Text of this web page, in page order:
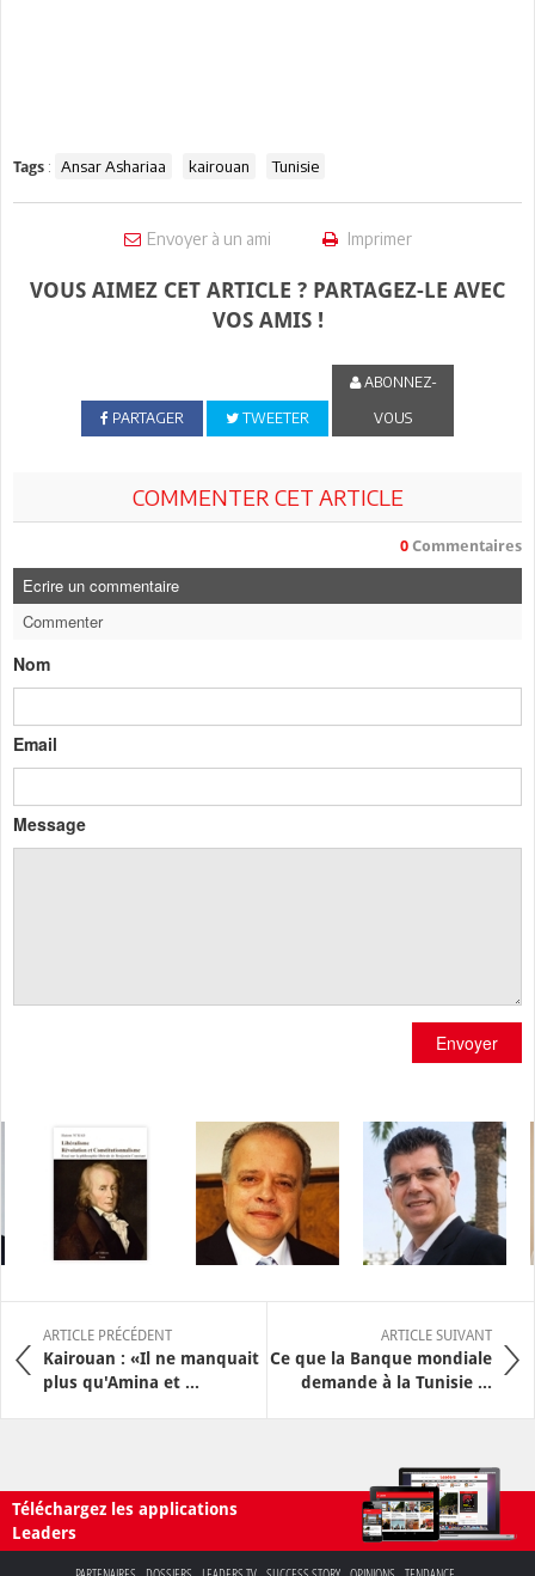
Tags : Ansar Ashariaa kairouan Tunisie
Envoyer à un ami Imprimer
VOUS AIMEZ CET ARTICLE ? PARTAGEZ-LE AVEC
VOS AMIS !
PARTAGER TWEETER
ABONNEZ-
VOUS
COMMENTER CET ARTICLE
0 Commentaires
Ecrire un commentaire
Commenter
Nom
Email
Message
Envoyer
ARTICLE PRÉCÉDENT
Kairouan : «Il ne manquait
plus qu'Amina et ...
ARTICLE SUIVANT
Ce que la Banque mondiale
demande à la Tunisie ...
Téléchargez les applications
Leaders